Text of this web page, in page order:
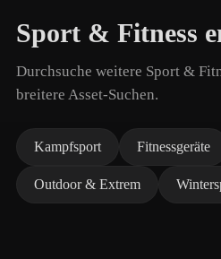
Sport & Fitness
Durchsuche weitere Sport &
breitere Asset-Suchen.
Kampfsport Fitnessgeräte
Outdoor & Extrem